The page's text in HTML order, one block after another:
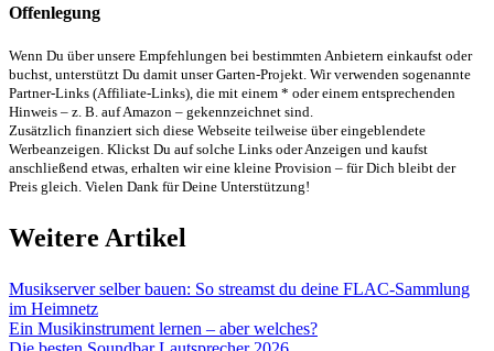
Offenlegung
Wenn Du über unsere Empfehlungen bei bestimmten Anbietern einkaufst oder
buchst, unterstützt Du damit unser Garten-Projekt. Wir verwenden sogenannte
Partner-Links (Affiliate-Links), die mit einem * oder einem entsprechenden
Hinweis – z. B. auf Amazon – gekennzeichnet sind.
Zusätzlich finanziert sich diese Webseite teilweise über eingeblendete
Werbeanzeigen. Klickst Du auf solche Links oder Anzeigen und kaufst
anschließend etwas, erhalten wir eine kleine Provision – für Dich bleibt der
Preis gleich. Vielen Dank für Deine Unterstützung!
Weitere Artikel
Musikserver selber bauen: So streamst du deine FLAC-Sammlung
im Heimnetz
Ein Musikinstrument lernen – aber welches?